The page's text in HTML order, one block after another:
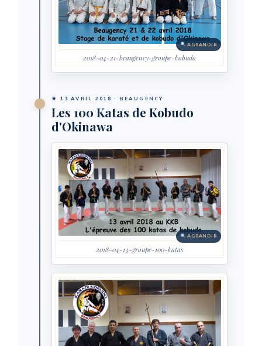
AGRANDIR
2018-04-21-beaugency-groupe-kobudo
★ 13 AVRIL 2018 · BEAUGENCY
Les 100 Katas de Kobudo
d'Okinawa
AGRANDIR
2018-04-13-groupe-100-katas